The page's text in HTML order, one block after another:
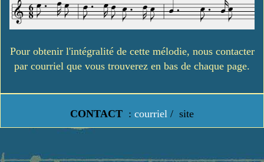
Pour obtenir l'intégralité de cette mélodie, nous contacter
par courriel que vous trouverez en bas de chaque page.
CONTACT : courriel / site
https://www.lavielledanstoussesetats.fr